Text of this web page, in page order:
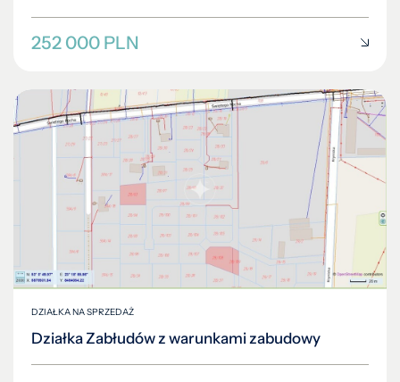
252 000 PLN
DZIAŁKA NA SPRZEDAŻ
Działka Zabłudów z warunkami zabudowy